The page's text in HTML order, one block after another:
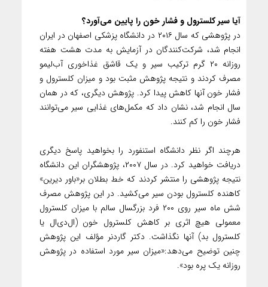
آیا سیر کلسترول و فشار خون را پایین می‌آورد؟
در پژوهشی که سال ۲۰۱۶ در دانشگاه پزشکی اصفهان در ایران
انجام شد، شرکت‌کنندگان در آزمایش به مدت هشت هفته
روزانه ۲۰ گرم ترکیب سیر و یک قاشق غذا‌خوری آب‌لیمو
مصرف کردند و نتیجه پژوهش مثبت بود و میزان کلسترول و
فشار خون آنها کاهش پیدا کرد. پژوهش دیگری، که در همان
سال انجام شد، نشان داد که مکمل‌های غذایی سیر می‌توانند
فشار خون را کم کنند.
هرچند اگر نظر دانشگاه استنفورد را بخواهید پاسخ دیگری
دریافت خواهید کرد. در سال ۲۰۰۷، پژوهشگران این دانشگاه
نتیجه پژوهشی را منتشر کردند که خط بطلان بر«باور دیرین»
کاهنده کلسترول بودن سیر می‌کشید. در این پژوهش مصرف
شش ماه سیر روی ۲۰۰ فرد بزرگسال سالم با میزان کلسترول
معمولی هیچ اثری بر کاهش کلسترول خون (ال‌دی‌ال یا
کلسترول بد) آنها نگذاشت. دکتر گاردنر مؤلف این پژوهش
چنین توضیح می‌دهد:«میزان سیر مورد استفاده در پژوهش
روزانه یک پره بود».